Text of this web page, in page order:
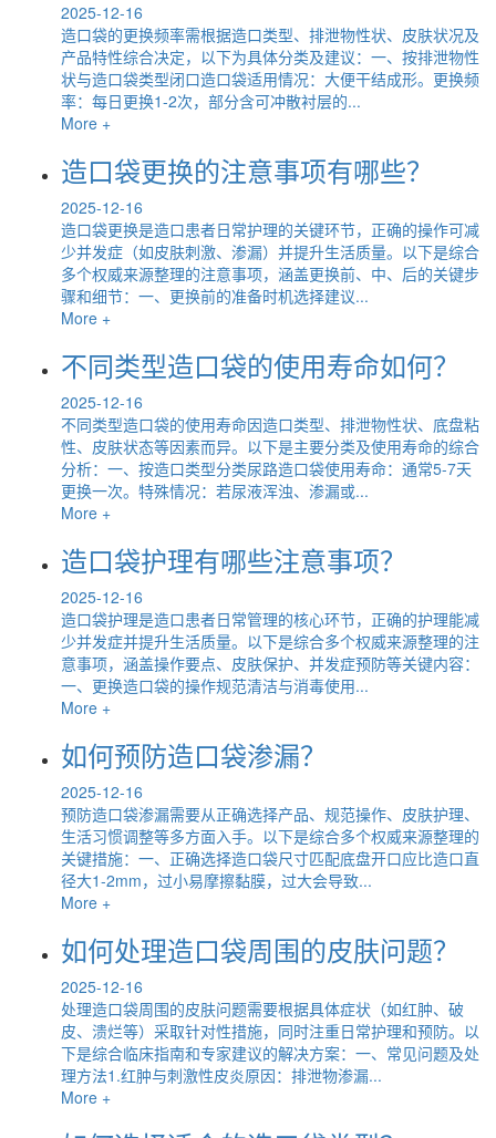
2025-12-16
造口袋的更换频率需根据造口类型、排泄物性状、皮肤状况及
产品特性综合决定，以下为具体分类及建议：一、按排泄物性
状与造口袋类型闭口造口袋适用情况：大便干结成形。更换频
率：每日更换1-2次，部分含可冲散衬层的...
More +
造口袋更换的注意事项有哪些？
2025-12-16
造口袋更换是造口患者日常护理的关键环节，正确的操作可减
少并发症（如皮肤刺激、渗漏）并提升生活质量。以下是综合
多个权威来源整理的注意事项，涵盖更换前、中、后的关键步
骤和细节：一、更换前的准备时机选择建议...
More +
不同类型造口袋的使用寿命如何？
2025-12-16
不同类型造口袋的使用寿命因造口类型、排泄物性状、底盘粘
性、皮肤状态等因素而异。以下是主要分类及使用寿命的综合
分析：一、按造口类型分类尿路造口袋使用寿命：通常5-7天
更换一次。特殊情况：若尿液浑浊、渗漏或...
More +
造口袋护理有哪些注意事项？
2025-12-16
造口袋护理是造口患者日常管理的核心环节，正确的护理能减
少并发症并提升生活质量。以下是综合多个权威来源整理的注
意事项，涵盖操作要点、皮肤保护、并发症预防等关键内容：
一、更换造口袋的操作规范清洁与消毒使用...
More +
如何预防造口袋渗漏？
2025-12-16
预防造口袋渗漏需要从正确选择产品、规范操作、皮肤护理、
生活习惯调整等多方面入手。以下是综合多个权威来源整理的
关键措施：一、正确选择造口袋尺寸匹配底盘开口应比造口直
径大1-2mm，过小易摩擦黏膜，过大会导致...
More +
如何处理造口袋周围的皮肤问题？
2025-12-16
处理造口袋周围的皮肤问题需要根据具体症状（如红肿、破
皮、溃烂等）采取针对性措施，同时注重日常护理和预防。以
下是综合临床指南和专家建议的解决方案：一、常见问题及处
理方法1.红肿与刺激性皮炎原因：排泄物渗漏...
More +